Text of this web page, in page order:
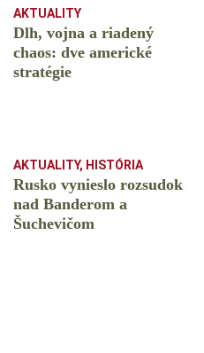
AKTUALITY
Dlh, vojna a riadený
chaos: dve americké
stratégie
AKTUALITY, HISTÓRIA
Rusko vynieslo rozsudok
nad Banderom a
Šuchevičom